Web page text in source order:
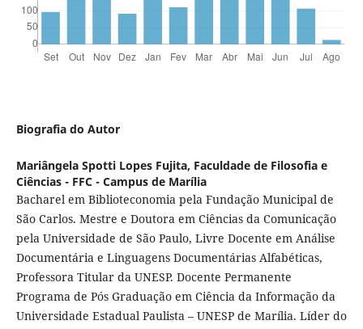
Biografia do Autor
Mariângela Spotti Lopes Fujita, Faculdade de Filosofia e
Ciências - FFC - Campus de Marília
Bacharel em Biblioteconomia pela Fundação Municipal de
São Carlos. Mestre e Doutora em Ciências da Comunicação
pela Universidade de São Paulo, Livre Docente em Análise
Documentária e Linguagens Documentárias Alfabéticas,
Professora Titular da UNESP. Docente Permanente
Programa de Pós Graduação em Ciência da Informação da
Universidade Estadual Paulista – UNESP de Marília. Líder do